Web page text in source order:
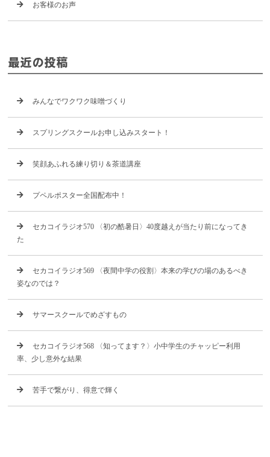
お客様のお声
最近の投稿
みんなでワクワク味噌づくり
スプリングスクールお申し込みスタート！
笑顔あふれる練り切り＆茶道講座
プペルポスター全国配布中！
セカコイラジオ570 〈初の酷暑日〉40度越えが当たり前になってき
た
セカコイラジオ569 〈夜間中学の役割〉本来の学びの場のあるべき
姿なのでは？
サマースクールでめざすもの
セカコイラジオ568 〈知ってます？〉小中学生のチャッピー利用
率、少し意外な結果
苦手で繋がり、得意で輝く